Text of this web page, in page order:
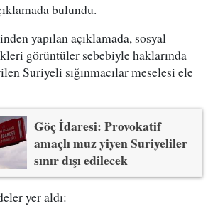
bulundu.
yapılan açıklamada, sosyal
görüntüler sebebiyle haklarında
Suriyeli sığınmacılar meselesi ele
Göç İdaresi: Provokatif
amaçlı muz yiyen Suriyeliler
sınır dışı edilecek
yer aldı: